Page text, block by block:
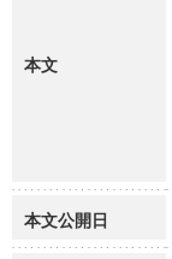
本文
本文公開日